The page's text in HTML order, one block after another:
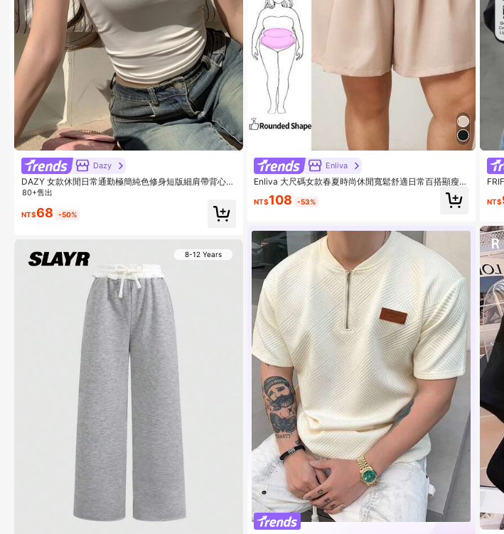
Dazy
DAZY 女款休閒日常通勤極簡純色修身短版細肩帶背心上
衣，夏季小個子適用
80+售出
NT$68 -50%
8-12 Years
Enliva
Enliva 大尺碼女款春夏時尚休閒寬鬆舒適日常百搭顯瘦彈
性腰摺皺杏色五分褲/裙，女款下身褲，夏季，工作褲，
極簡風，寬腿褲
NT$108 -53% NT$